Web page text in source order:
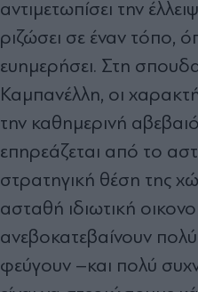
αντιμετωπίσει την
ριζώσει σε έναν τόπο,
ευημερήσει. Στη
Καμπανέλλη, οι
την καθημερινή
επηρεάζεται από το
στρατηγική θέση της
ασταθή ιδιωτική
ανεβοκατεβαίνουν
φεύγουν –και πολύ